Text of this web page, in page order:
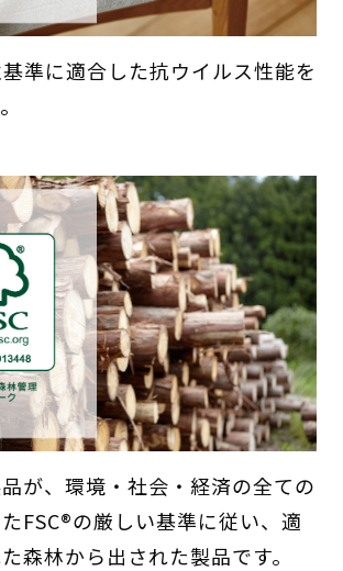
準に適合した抗ウイルス性能を
が、環境・社会・経済の全ての
FSC®の厳しい基準に従い、適
森林から出された製品です。